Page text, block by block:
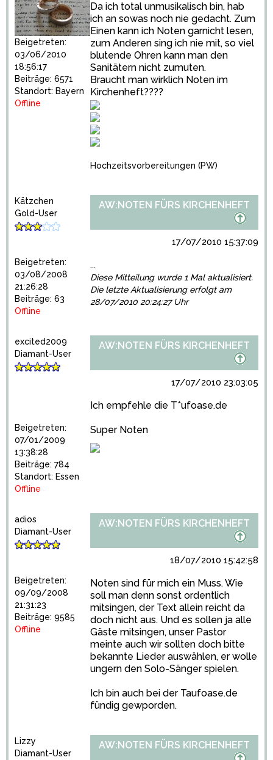
Beigetreten:
03/06/2010
18:56:17
Beiträge: 6571
Standort: Bayern
Offline
Da ich total unmusikalisch bin, hab
ich an sowas noch nie gedacht. Zum
Einen kann ich Noten garnicht lesen,
zum Anderen sing ich nie mit, so viel
blutende Ohren kann man den
Sanitätern nicht zumuten.
Braucht man wirklich Noten im
Kirchenheft????
Hochzeitsvorbereitungen (PW)
Kätzchen
Gold-User
Beigetreten:
03/08/2008
21:26:28
Beiträge: 63
Offline
AW:NOTEN FÜRS KIRCHENHEFT
17/07/2010 15:37:09
...
Diese Mitteilung wurde 1 Mal aktualisiert.
Die letzte Aktualisierung erfolgt am
28/07/2010 20:24:27 Uhr
excited2009
Diamant-User
Beigetreten:
07/01/2009
13:38:28
Beiträge: 784
Standort: Essen
Offline
AW:NOTEN FÜRS KIRCHENHEFT
17/07/2010 23:03:05
Ich empfehle die T*ufoase.de
Super Noten
adios
Diamant-User
Beigetreten:
09/09/2008
21:31:23
Beiträge: 9585
Offline
AW:NOTEN FÜRS KIRCHENHEFT
18/07/2010 15:42:58
Noten sind für mich ein Muss. Wie
soll man denn sonst ordentlich
mitsingen, der Text allein reicht da
doch nicht aus. Und es sollen ja alle
Gäste mitsingen, unser Pastor
meinte auch wir sollten doch bitte
bekannte Lieder auswählen, er wolle
ungern den Solo-Sänger spielen.
Ich bin auch bei der Taufoase.de
fündig gewporden.
Lizzy
Diamant-User
AW:NOTEN FÜRS KIRCHENHEFT